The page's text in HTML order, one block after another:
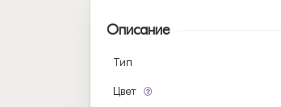
Описание
Тип
Цвет